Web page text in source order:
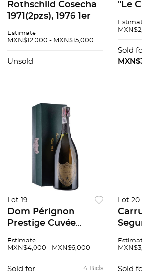
Rothschild Cosechas:
1971(2pzs), 1976 1er
Pauillac Francia
Estimate
MXN$12,000 - MXN$15,000
Unsold
"Le
"Les
Cru
Sold
Lot 19
Dom Pérignon
Prestige Cuvée
Champagne, Francia
rose 1982
Estimate
MXN$4,000 - MXN$6,000
4 Bids
Sold for
Lot 20
Sold